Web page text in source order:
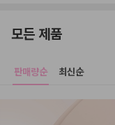
모든 제품
판매량순 최신순